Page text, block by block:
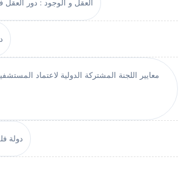
العقل و الوجود : دور
معايير اللجنة المشتركة الدولية لاعتماد
دولة